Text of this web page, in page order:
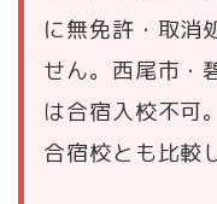
に無免許・取消
せん。西尾市・
は合宿入校不可
合宿校とも比較